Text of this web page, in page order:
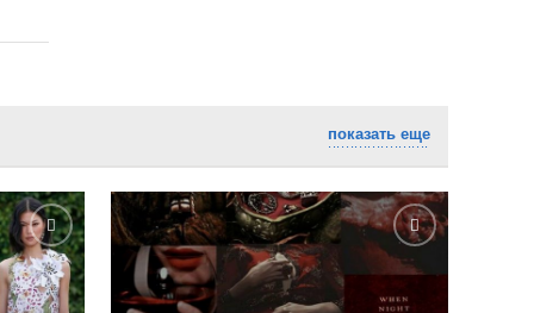
показать еще